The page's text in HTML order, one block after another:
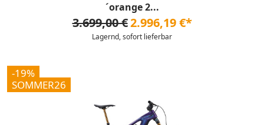
´orange 2...
3.699,00 €2.996,19 €*
Lagernd, sofort lieferbar
-19%
SOMMER26